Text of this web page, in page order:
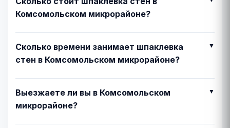
Комсомольском микрорайоне?
Сколько времени занимает шпаклевка
стен в Комсомольском микрорайоне?
Выезжаете ли вы в Комсомольском
микрорайоне?